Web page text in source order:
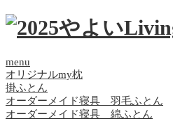
menu
オリジナルmy枕
掛ふとん
オーダーメイド寝具 羽毛ふとん
オーダーメイド寝具 綿ふとん